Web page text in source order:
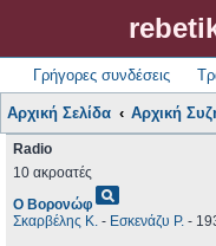
Γρήγορες συνδέσεις
Αρχική Σελίδα Αρχική
Radio
10 ακροατές
Ο Βορονώφ pageview
Σκαρβέλης Κ. - Εσκενάζυ Ρ. -